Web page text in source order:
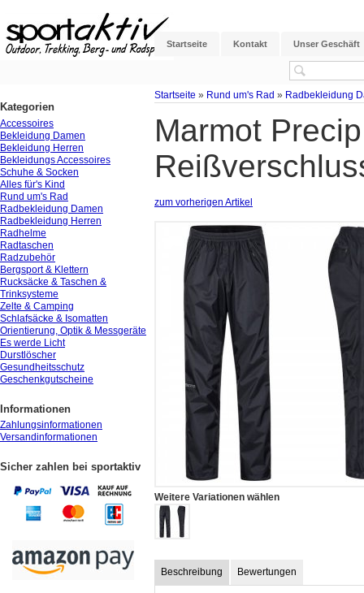
Startseite Kontakt Unser Geschäft
Startseite » Rund um's Rad » Radbekleidung
Marmot
zum vorherigen Artikel
Weitere Variationen wählen
Beschreibung Bewertungen
Kategorien
Accessoires
Bekleidung Damen
Bekleidung Herren
Bekleidungs Accessoires
Schuhe & Socken
Alles für's Kind
Rund um's Rad
Radbekleidung Damen
Radbekleidung Herren
Radhelme
Radtaschen
Radzubehör
Bergsport & Klettern
Rucksäcke & Taschen &
Trinksysteme
Zelte & Camping
Schlafsäcke & Isomatten
Orientierung, Optik & Messgeräte
Es werde Licht
Durstlöscher
Gesundheitsschutz
Geschenkgutscheine
Informationen
Zahlungsinformationen
Versandinformationen
Sicher zahlen bei sportaktiv